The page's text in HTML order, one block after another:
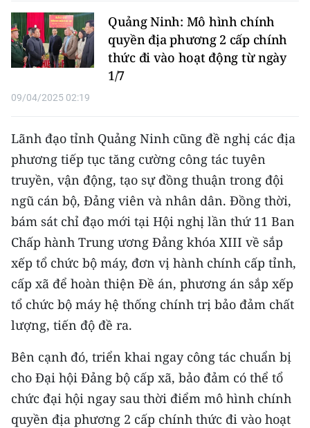
Infographic
TIN MỚI
TIN ĐỊA PHƯƠNG
Đồng bằng sông Hồng
Bắc Trung Bộ
Duyên hải Nam Trung Bộ và Tây
Nguyên
Đông Nam Bộ
Đồng bằng sông Cửu Long
Chuyên trang Hà Nội
Chuyên trang TP. Hồ Chí Minh
CHUYÊN ĐỀ
CÁC CHUYÊN TRANG
Quảng Ninh: Mô hình chính
quyền địa phương 2 cấp chính
thức đi vào hoạt động từ ngày
1/7
09/04/2025 02:19
Lãnh đạo tỉnh Quảng Ninh cũng đề nghị các địa
phương tiếp tục tăng cường công tác tuyên
truyền, vận động, tạo sự đồng thuận trong đội
ngũ cán bộ, Đảng viên và nhân dân. Đồng thời,
bám sát chỉ đạo mới tại Hội nghị lần thứ 11 Ban
Chấp hành Trung ương Đảng khóa XIII về sắp
xếp tổ chức bộ máy, đơn vị hành chính cấp tỉnh,
cấp xã để hoàn thiện Đề án, phương án sắp xếp
tổ chức bộ máy hệ thống chính trị bảo đảm chất
lượng, tiến độ đề ra.
Bên cạnh đó, triển khai ngay công tác chuẩn bị
cho Đại hội Đảng bộ cấp xã, bảo đảm có thể tổ
chức đại hội ngay sau thời điểm mô hình chính
quyền địa phương 2 cấp chính thức đi vào hoạt